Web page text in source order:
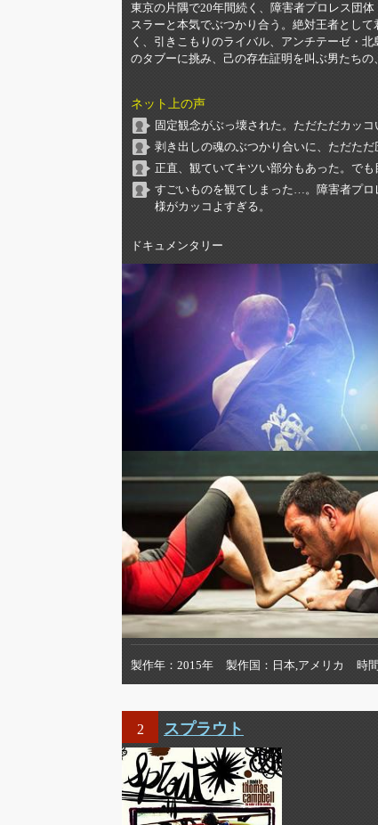
東京の片隅で20年間続く、障害者プロレス団
スラーと本気でぶつかり合う。絶対王者とし
く、引きこもりのライバル、アンチテーゼ・
のタブーに挑み、己の存在証明を叫ぶ男たちの
ネット上の声
固定観念がぶっ壊された。ただただカッコ
剥き出しの魂のぶつかり合いに、ただた
正直、観ていてキツい部分もあった。で
すごいものを観てしまった…。障害者プロ
様がカッコよすぎる。
ドキュメンタリー
製作年 2015年 製作国 日本,アメリカ 時間
2 スプラウト